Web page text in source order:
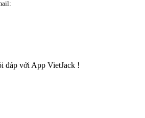
đáp với App VietJack !